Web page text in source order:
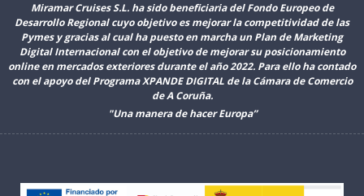
Miramar Cruises S.L. ha sido beneficiaria del Fondo Europeo de
Desarrollo Regional cuyo objetivo es mejorar la competitividad de las
Pymes y gracias al cual ha puesto en marcha un Plan de Marketing
Digital Internacional con el objetivo de mejorar su posicionamiento
online en mercados exteriores durante el año 2022. Para ello ha contado
con el apoyo del Programa XPANDE DIGITAL de la Cámara de Comercio
de A Coruña.
"Una manera de hacer Europa”